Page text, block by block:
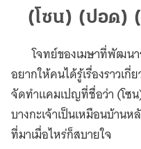
(โซน) (ปอด)
โจทย์ของเมษาที่พัฒน
อยากให้คนได้รู้เรื่องราวเกี่
จัดทำแคมเปญที่ชื่อว่า (โซ
บางกะเจ้าเป็นเหมือนบ้าน
ที่มาเมื่อไหร่ก็สบายใจ